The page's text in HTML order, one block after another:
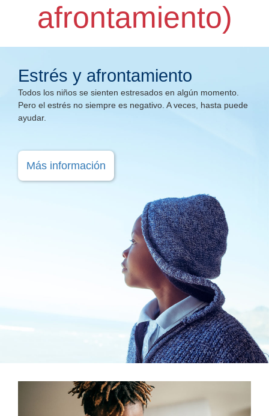
afrontamiento)
Estrés y afrontamiento
Todos los niños se sienten estresados en algún momento.
Pero el estrés no siempre es negativo. A veces, hasta puede
ayudar.
Más información